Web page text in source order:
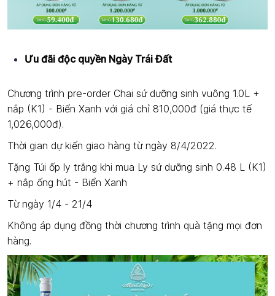
Ưu đãi độc quyền Ngày Trái Đất
Chương trình pre-order Chai sứ dưỡng sinh vuông 1.0L +
nắp (K1) - Biển Xanh với giá chỉ 810,000đ (giá thực tế
1,026,000đ).
Thời gian dự kiến giao hàng từ ngày 8/4/2022.
Tặng Túi ốp ly trắng khi mua Ly sứ dưỡng sinh 0.48 L (K1)
+ nắp ống hút - Biển Xanh
Từ ngày 1/4 - 21/4
Không áp dụng đồng thời chương trình quà tặng mọi đơn
hàng.